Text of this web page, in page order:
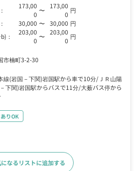
もそうでないお子さんも、同じ環境で健やか
としての教育を提供しつつ、保育が必要な
も整備した、昨今の子育てニーズに合致した
者の皆様からもご好評です。 子どもに対し
しつつ、子どもの可能性や未来を拡げる、や
173,00
0
〜
173,00
0
円
30,000 〜 30,000 円
：
203,00
0
〜
203,00
0
円
市楠町3-2-30
線(岩国－下関)岩国駅から車で10分
ＪＲ山陽
下関)岩国駅からバスで11分 大薮バス停から
りOK
なるリストに追加する